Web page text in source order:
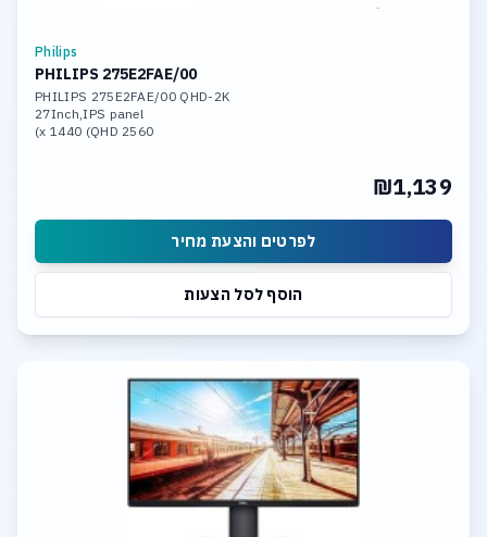
Philips
PHILIPS 275E2FAE/00
PHILIPS 275E2FAE/00 QHD-2K
27Inch,IPS panel
2560 x 1440 (QHD)
₪1,139
לפרטים והצעת מחיר
הוסף לסל הצעות